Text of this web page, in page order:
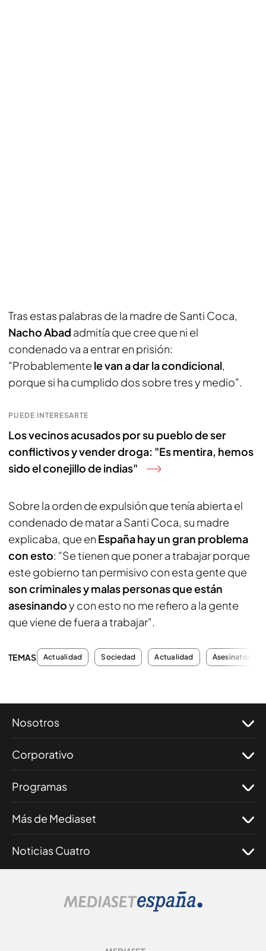
Tras estas palabras de la madre de Santi Coca,
Nacho Abad admitía que cree que ni el
condenado va a entrar en prisión:
"Probablemente le van a dar la condicional,
porque si ha cumplido dos sobre tres y medio".
PUEDE INTERESARTE
Los vecinos acusados por su pueblo de ser
conflictivos y vender droga: "Es mentira, hemos
sido el conejillo de indias"
Sobre la orden de expulsión que tenía abierta el
condenado de matar a Santi Coca, su madre
explicaba, que en España hay un gran problema
con esto: "Se tienen que poner a trabajar porque
este gobierno tan permisivo con esta gente que
son criminales y malas personas que están
asesinandoy con esto no me refiero a la gente
que viene de fuera a trabajar".
TEMAS Actualidad Sociedad Actualidad Asesinatos
Nosotros
Corporativo
Programas
Más de Mediaset
Noticias Cuatro